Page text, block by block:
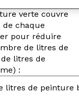
2 m² et
verte couvre
de chaque
pour réduire
de litres de
litres de
) :
litres de peinture